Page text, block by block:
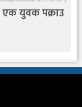
एक युवक पक्राउ